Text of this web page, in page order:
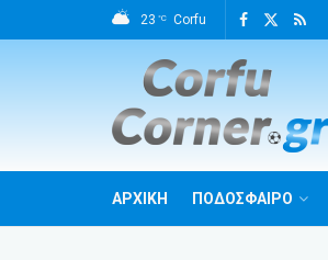
23 °C Corfu
ΑΡΧΙΚΗ ΠΟΔΟΣΦΑΙΡΟ